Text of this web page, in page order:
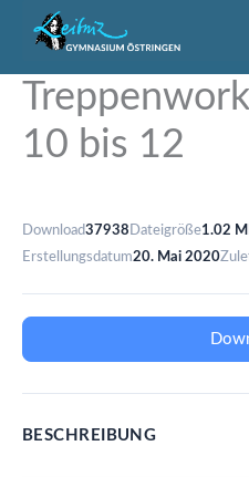
10 bis 12
Download37938 Dateigröße1.02
Erstellungsdatum20. Mai 2020
BESCHREIBUNG